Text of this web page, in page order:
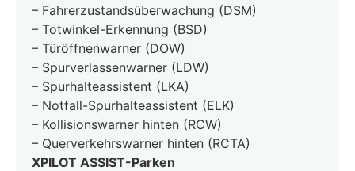
– Fahrerzustandsüberwachung (DSM)
– Totwinkel-Erkennung (BSD)
– Türöffnenwarner (DOW)
– Spurverlassenwarner (LDW)
– Spurhalteassistent (LKA)
– Notfall-Spurhalteassistent (ELK)
– Kollisionswarner hinten (RCW)
– Querverkehrswarner hinten (RCTA)
XPILOT ASSIST-Parken